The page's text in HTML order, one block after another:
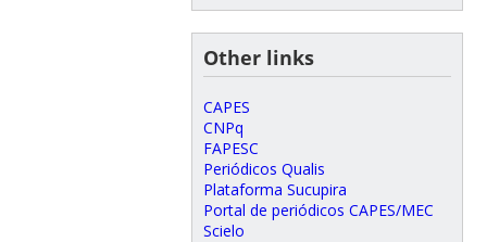
Other links
CAPES
CNPq
FAPESC
Periódicos Qualis
Plataforma Sucupira
Portal de periódicos CAPES/MEC
Scielo